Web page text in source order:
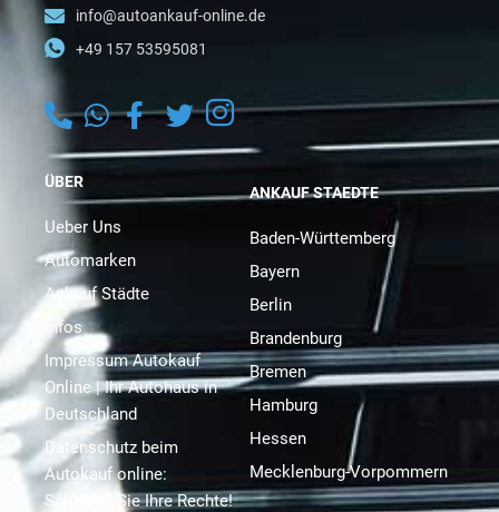
info@autoankauf-online.de
+49 157 53595081
ÜBER
Ueber Uns
Automarken
Ankauf Städte
Infos
Impressum Autokauf
Online | Ihr Autohaus in
Deutschland
Datenschutz beim
Autokauf online:
Schützen Sie Ihre Rechte!
ANKAUF STAEDTE
Baden-Württemberg
Bayern
Berlin
Brandenburg
Bremen
Hamburg
Hessen
Mecklenburg-Vorpommern